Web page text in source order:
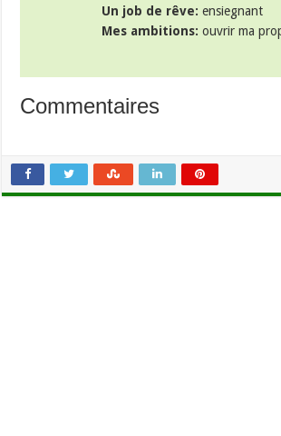
Un job de rêve: ensiegnant
Mes ambitions: ouvrir ma
Commentaires